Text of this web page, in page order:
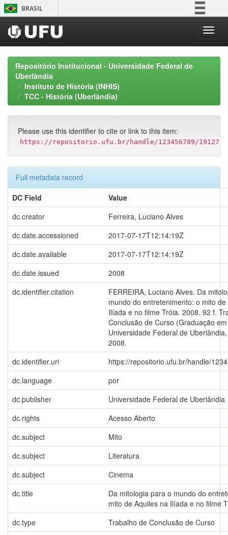
Skip
navigation
BRASIL
Participe
Acesso à informação
Repositório Institucional - Universidade Federal de
Uberlândia
Instituto de História (INHIS)
TCC - História (Uberlândia)
Please use this identifier to cite or link to this item:
https://repositorio.ufu.br/handle/123456789/19127
Full metadata record
DC Field
Value
dc.creator
Ferreira, Luciano Alves
dc.date.accessioned
2017-07-17T12:14:19Z
dc.date.available
2017-07-17T12:14:19Z
dc.date.issued
2008
dc.identifier.citation
FERREIRA, Luciano Alves. Da
mundo do entretenimento: o mito
Ilíada e no filme Tróia. 2008. 92 f.
Conclusão de Curso (Graduação
Universidade Federal de
2008.
dc.identifier.uri
https://repositorio.ufu.br/handle/
dc.language
por
dc.publisher
Universidade Federal de Uberlândia
dc.rights
Acesso Aberto
dc.subject
Mito
dc.subject
Literatura
dc.subject
Cinema
dc.title
Da mitologia para o mundo do
mito de Aquiles na Ilíada e no filme
dc.type
Trabalho de Conclusão de Curso